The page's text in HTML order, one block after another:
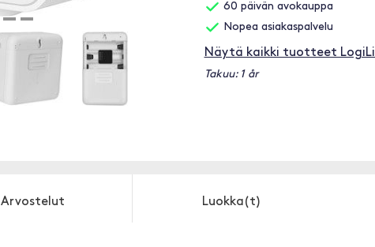
60 päivän avokauppa
Nopea asiakaspalvelu
Näytä kaikki tuotteet
Takuu: 1 år
Arvostelut Luokka(t)